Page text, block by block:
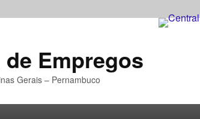
Empregos
Gerais – Pernambuco